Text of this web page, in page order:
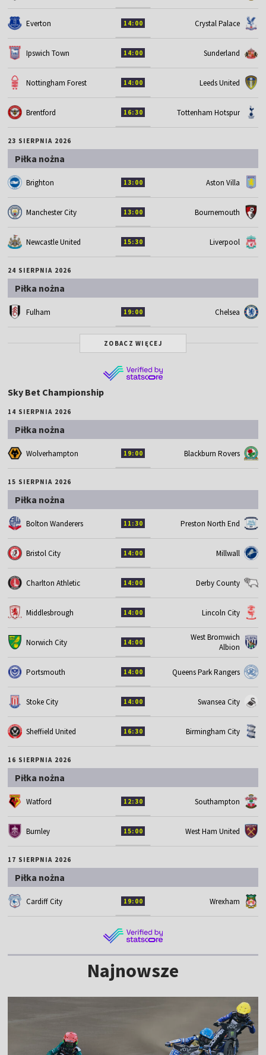
Everton 14:00 Crystal Palace
Ipswich Town 14:00 Sunderland
Nottingham Forest 14:00 Leeds United
Brentford 16:30 Tottenham Hotspur
23 SIERPNIA 2026
Piłka nożna
Brighton 13:00 Aston Villa
Manchester City 13:00 Bournemouth
Newcastle United 15:30 Liverpool
24 SIERPNIA 2026
Piłka nożna
Fulham 19:00 Chelsea
ZOBACZ WIĘCEJ
Sky Bet Championship
14 SIERPNIA 2026
Piłka nożna
Wolverhampton 19:00 Blackburn Rovers
15 SIERPNIA 2026
Piłka nożna
Bolton Wanderers 11:30 Preston North End
Bristol City 14:00 Millwall
Charlton Athletic 14:00 Derby County
Middlesbrough 14:00 Lincoln City
Norwich City 14:00
West Bromwich
Albion
Portsmouth 14:00 Queens Park Rangers
Stoke City 14:00 Swansea City
Sheffield United 16:30 Birmingham City
16 SIERPNIA 2026
Piłka nożna
Watford 12:30 Southampton
Burnley 15:00 West Ham United
17 SIERPNIA 2026
Piłka nożna
Cardiff City 19:00 Wrexham
Najnowsze